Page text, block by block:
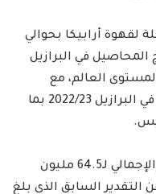
لقهوة أرابيكا بحوالي
المحاصيل في البرازيل
العالم، مع
توقعات زيادة محصول قهوة أرابيكا في البرازيل 2022/23 بما
وذلك بالرغم من تقليل تقدير الإنتاج الإجمالي لـ64.5 مليون
يقل عن التقدير السابق الذي بلغ